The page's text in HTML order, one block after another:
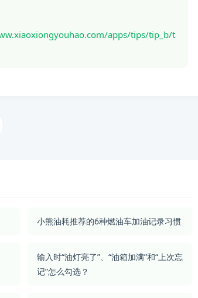
apps/tips/tip_b/t
小熊油耗推荐的6种燃油车加油记录习惯
输入时“油灯亮了”、“油箱加满”和“上次忘
记”怎么勾选？